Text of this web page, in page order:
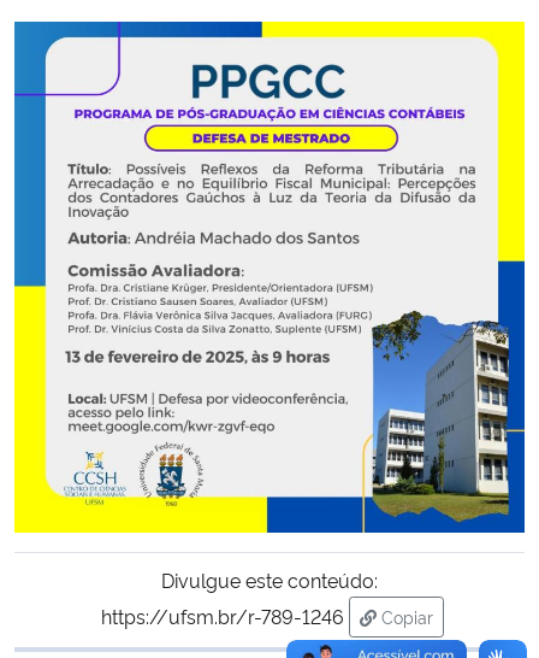
Controladoria-Geral da União
Ministério da Mulher, da Família e dos Direitos Humanos
Secretaria-Geral
Secretaria de Governo
Gabinete de Segurança Institucional
Advocacia-Geral da União
Banco Central do Brasil
Planalto
Divulgue este conteúdo:
https://ufsm.br/r-789-1246
Copiar
para área de